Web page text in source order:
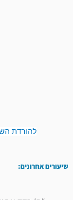
להורדת
שיעורים אחרונים: